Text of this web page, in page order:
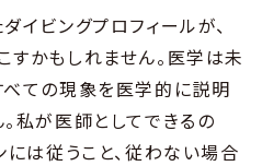
イビングプロフィールが、
かもしれません。医学は未
ての現象を医学的に説明
私が医師としてできるの
には従うこと、従わない場合